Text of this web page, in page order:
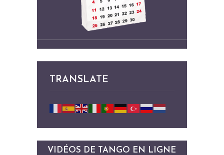
TRANSLATE
VIDÉOS DE TANGO EN LIGNE